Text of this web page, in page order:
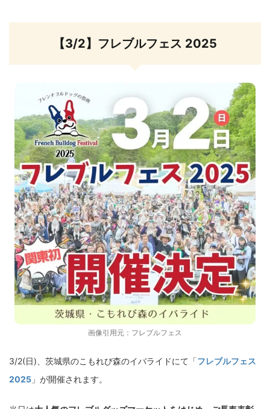
【3/2】フレブルフェス 2025
画像引用元： フレブルフェス
3/2(日)、茨城県のこもれび森のイバライドにて「フレブルフェス
2025 」が開催されます。